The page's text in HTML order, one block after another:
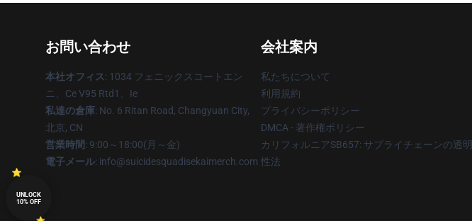
お問い合わせ
本社オフィス: 1034 フェニックスコートエン
ニ、Ce V95 Rtd1、Ie
私達の倉庫: No. 6 Ritan Road, Changyuan City,
北京, CN
営業時間: 9:00～18:00(月～金)
電子メール: info@suicidesquadisekaimerch.com
会社案内
私たちについて
利用規約
プライバシーポリシー
DMCA - 著作権ポリシー
カリフォルニアSB657: サプライチェーンの透明
性法
UNLOCK
10% OFF